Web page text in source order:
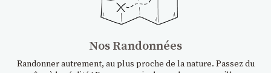
Nos Randonnées
Randonner autrement, au plus proche de la nature. Passez du